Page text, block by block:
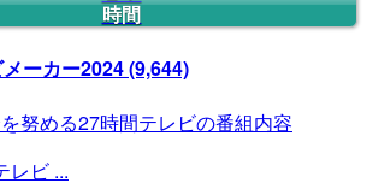
時間
ーカー2024(9,644)
努める27時間テレビの番組内容
レビ ...